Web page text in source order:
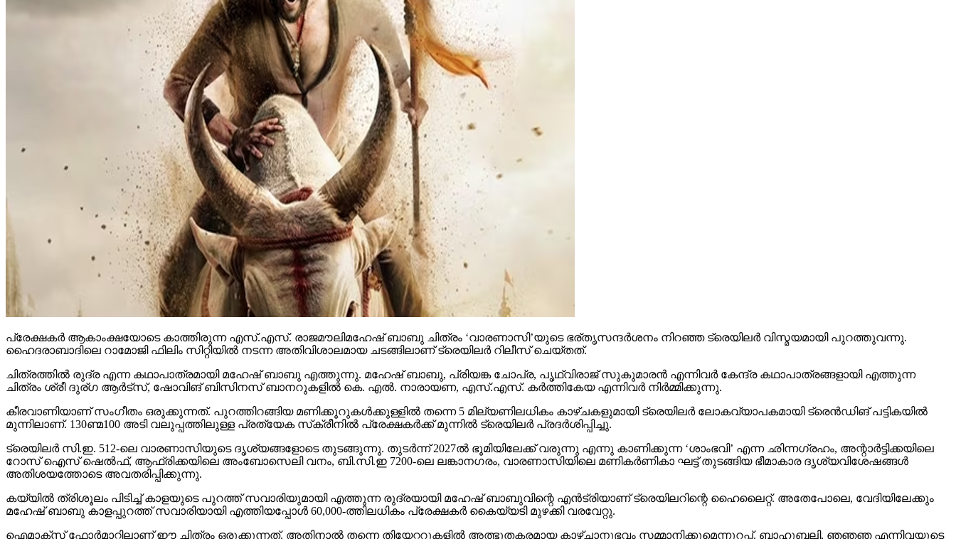
പ്രേക്ഷകര്‍ ആകാംക്ഷയോടെ കാത്തിരുന്ന എസ്.എസ്. രാജമൗലിമഹേഷ് ബാബു ചിത്രം ‘വാരണാസി’യുടെ ഭര്തൃസന്ദര്‍ശനം നിറഞ്ഞ ട്രെയിലര്‍ വിസ്മയമായി പുറത്തുവന്നു.
ഹൈദരാബാദിലെ റാമോജി ഫിലിം സിറ്റിയില്‍ നടന്ന അതിവിശാലമായ ചടങ്ങിലാണ് ട്രെയിലര്‍ റിലീസ് ചെയ്തത്.
ചിത്രത്തില്‍ രുദ്ര എന്ന കഥാപാത്രമായി മഹേഷ് ബാബു എത്തുന്നു. മഹേഷ് ബാബു, പ്രിയങ്ക ചോപ്ര, പൃഥ്വിരാജ് സുകുമാരന്‍ എന്നിവര്‍ കേന്ദ്ര കഥാപാത്രങ്ങളായി എത്തുന്ന
ചിത്രം ശ്രീ ദുര്ഗ ആര്‍ട്‌സ്, ഷോവിങ് ബിസിനസ് ബാനറുകളില്‍ കെ. എല്‍. നാരായണ, എസ്.എസ്. കര്‍ത്തികേയ എന്നിവര്‍ നിര്‍മ്മിക്കുന്നു.
കീരവാണിയാണ് സംഗീതം ഒരുക്കുന്നത്. പുറത്തിറങ്ങിയ മണിക്കൂറുകള്‍ക്കുള്ളില്‍ തന്നെ 5 മില്യണിലധികം കാഴ്ചകളുമായി ട്രെയിലര്‍ ലോകവ്യാപകമായി ട്രെന്‍ഡിങ് പട്ടികയില്‍
മുന്നിലാണ്. 130ണ്മ100 അടി വലുപ്പത്തിലുള്ള പ്രത്യേക സ്‌ക്രീനില്‍ പ്രേക്ഷകര്‍ക്ക് മുന്നില്‍ ട്രെയിലര്‍ പ്രദര്‍ശിപ്പിച്ചു.
ട്രെയിലര്‍ സി.ഇ. 512-ലെ വാരണാസിയുടെ ദൃശ്യങ്ങളോടെ തുടങ്ങുന്നു. തുടര്‍ന്ന് 2027ല്‍ ഭൂമിയിലേക്ക് വരുന്നു എന്നു കാണിക്കുന്ന ‘ശാംഭവി’ എന്ന ഛിന്നഗ്രഹം, അന്റാര്‍ട്ടിക്കയിലെ
റോസ് ഐസ് ഷെല്‍ഫ്, ആഫ്രിക്കയിലെ അംബോസെലി വനം, ബി.സി.ഇ 7200-ലെ ലങ്കാനഗരം, വാരണാസിയിലെ മണികര്‍ണികാ ഘട്ട് തുടങ്ങിയ ഭീമാകാര ദൃശ്യവിശേഷങ്ങള്‍
അതിശയത്തോടെ അവതരിപ്പിക്കുന്നു.
കയ്യില്‍ ത്രിശൂലം പിടിച്ച് കാളയുടെ പുറത്ത് സവാരിയുമായി എത്തുന്ന രുദ്രയായി മഹേഷ് ബാബുവിന്റെ എന്‍ട്രിയാണ് ട്രെയിലറിന്റെ ഹൈലൈറ്റ്. അതേപോലെ, വേദിയിലേക്കും
മഹേഷ് ബാബു കാളപ്പുറത്ത് സവാരിയായി എത്തിയപ്പോള്‍ 60,000-ത്തിലധികം പ്രേക്ഷകര്‍ കൈയ്യടി മുഴക്കി വരവേറ്റു.
ഐമാക്‌സ് ഫോര്‍മാറ്റിലാണ് ഈ ചിത്രം ഒരുക്കുന്നത്. അതിനാല്‍ തന്നെ തിയേറ്ററുകളില്‍ അത്ഭുതകരമായ കാഴ്ചാനുഭവം സമ്മാനിക്കുമെന്നുറപ്പ്. ബാഹുബലി, ഞഞഞ എന്നിവയുടെ